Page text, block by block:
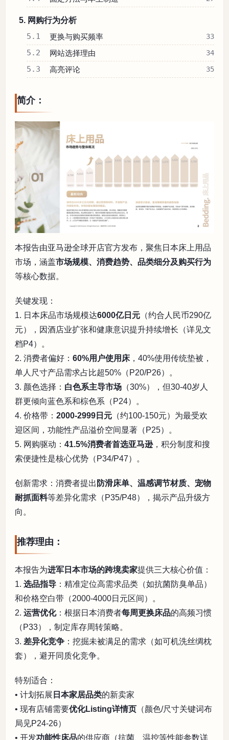
5. 网购行为分析
5.1 更换与购买频率 33
5.2 网站选择理由 34
5.3 高亮评论 35
简介：
本报告由亚马逊全球开店官方发布，聚焦日本床上用品
市场，涵盖市场规模、消费趋势、品类细分及购买行为
等核心数据。
关键发现：
1. 日本床品市场规模达6000亿日元 （约合人民币290亿
元），因酒店业扩张和健康意识提升持续增长（详见文
档P4）。
2. 消费者偏好： 60%用户使用床，40%使用传统垫被，
单人尺寸产品需求占比超50%（P20/P26）。
3. 颜色选择： 白色系主导市场 （30%），但30-40岁人
群更倾向蓝色系和棕色系（P24）。
4. 价格带： 2000-2999日元 （约100-150元）为最受欢
迎区间，功能性产品溢价空间显著（P25）。
5. 网购驱动： 41.5%消费者首选亚马逊，积分制度和搜
索便捷性是核心优势（P34/P47）。
创新需求：消费者提出 防滑床单、温感调节材质、宠物
耐抓面料等差异化需求（P35/P48），揭示产品升级方
向。
推荐理由：
本报告为进军日本市场的跨境卖家提供三大核心价值：
1. 选品指导 ：精准定位高需求品类（如抗菌防臭单品）
和价格空白带（2000-4000日元区间）。
2. 运营优化：根据日本消费者每周更换床品的高频习惯
（P33），制定库存周转策略。
3. 差异化竞争 ：挖掘未被满足的需求（如可机洗丝绸枕
套），避开同质化竞争。
特别适合：
• 计划拓展 日本家居品类的新卖家
• 现有店铺需要优化Listing详情页 （颜色/尺寸关键词布
局见P24-26）
• 开发功能性床品的供应商（抗菌、温控等性能参数详